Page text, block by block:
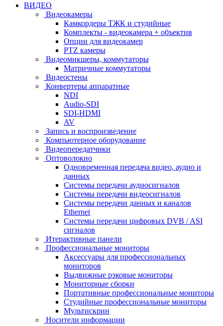
ВИДЕО
Видеокамеры
Камкордеры ТЖК и студийные
Комплекты - видеокамера + объектив
Опции для видеокамер
PTZ камеры
Видеомикшеры, коммутаторы
Матричные коммутаторы
Видеостены
Конвертеры аппаратные
NDI
Audio-SDI
SDI-HDMI
AV
Запись и воспроизведение
Компьютерное оборудование
Видеопередатчики
Оптоволокно
Одновременная передача видео, аудио и
данных
Системы передачи аудиосигналов
Системы передачи видеосигналов
Системы передачи данных и каналов
Ethernet
Системы передачи цифровых DVB / ASI
сигналов
Итерактивные панели
Профессиональные мониторы
Аксессуары для профессиональных
мониторов
Выдвижные рэковые мониторы
Мониторные сборки
Портативные профессиональные мониторы
Студийные профессиональные мониторы
Мультискрин
Носители информации